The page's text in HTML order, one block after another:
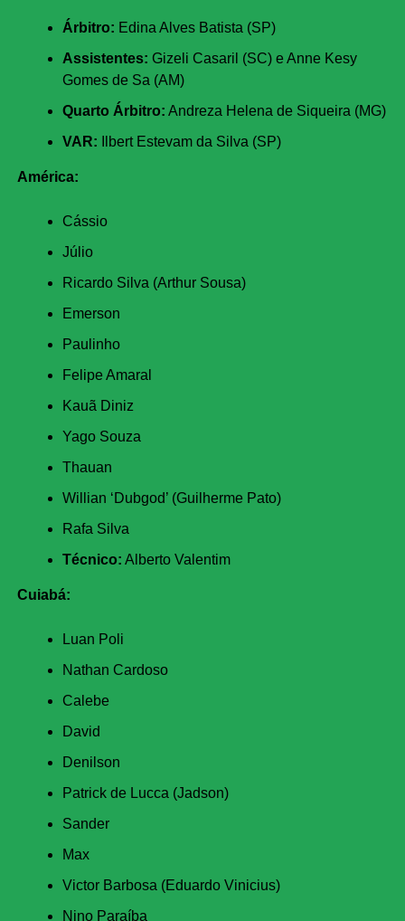
Árbitro: Edina Alves Batista (SP)
Assistentes: Gizeli Casaril (SC) e Anne Kesy
Gomes de Sa (AM)
Quarto Árbitro: Andreza Helena de Siqueira (MG)
VAR: Ilbert Estevam da Silva (SP)
América:
Cássio
Júlio
Ricardo Silva (Arthur Sousa)
Emerson
Paulinho
Felipe Amaral
Kauã Diniz
Yago Souza
Thauan
Willian ‘Dubgod’ (Guilherme Pato)
Rafa Silva
Técnico: Alberto Valentim
Cuiabá:
Luan Poli
Nathan Cardoso
Calebe
David
Denilson
Patrick de Lucca (Jadson)
Sander
Max
Victor Barbosa (Eduardo Vinicius)
Nino Paraíba